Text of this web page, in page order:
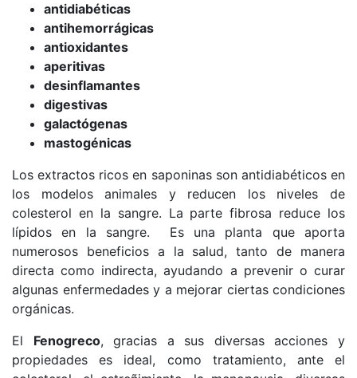
antidiabéticas
antihemorrágicas
antioxidantes
aperitivas
desinflamantes
digestivas
galactógenas
mastogénicas
Los extractos ricos en saponinas son antidiabéticos en
los modelos animales y reducen los niveles de
colesterol en la sangre. La parte fibrosa reduce los
lípidos en la sangre. Es una planta que aporta
numerosos beneficios a la salud, tanto de manera
directa como indirecta, ayudando a prevenir o curar
algunas enfermedades y a mejorar ciertas condiciones
orgánicas.
El Fenogreco, gracias a sus diversas acciones y
propiedades es ideal, como tratamiento, ante el